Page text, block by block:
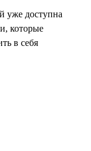
уже доступна
которые
в себя